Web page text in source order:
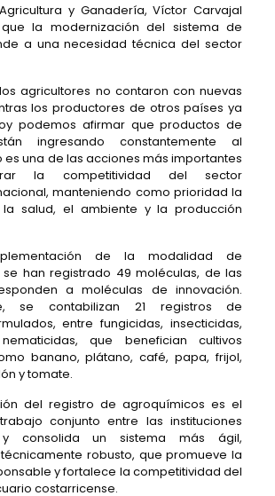
y Ganadería, Víctor Carvajal
la modernización del sistema de
a una necesidad técnica del sector
agricultores no contaron con nuevas
los productores de otros países ya
podemos afirmar que productos de
ingresando constantemente al
una de las acciones más importantes
la competitividad del sector
manteniendo como prioridad la
salud, el ambiente y la producción
de la modalidad de
han registrado 49 moléculas, de las
a moléculas de innovación.
se contabilizan 21 registros de
entre fungicidas, insecticidas,
que benefician cultivos
banano, plátano, café, papa, frijol,
y tomate.
del registro de agroquímicos es el
conjunto entre las instituciones
y consolida un sistema más ágil,
robusto, que promueve la
y fortalece la competitividad del
costarricense.